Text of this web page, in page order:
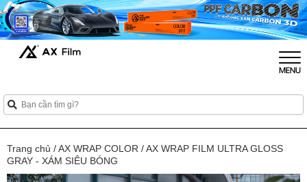
Trang chủ /AX WRAP COLOR /AX WRAP FILM ULTRA GLOSS
GRAY - XÁM SIÊU BÓNG